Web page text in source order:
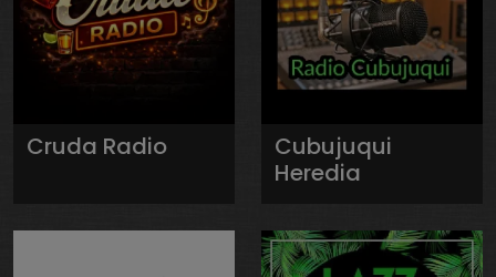
Cruda Radio
Cubujuqui
Heredia